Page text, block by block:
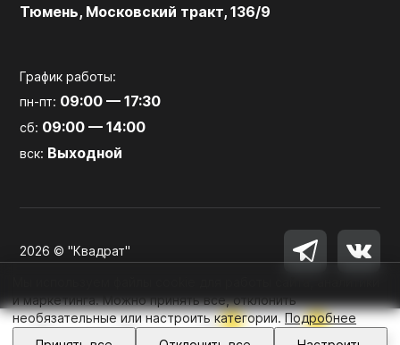
0 0
Войти
Тюмень, Московский тракт, 136/9
График работы:
пн-пт: 09:00 — 17:30
сб: 09:00 — 14:00
вск: Выходной
2026 © "Квадрат"
и маркетинга. Можно принять все, отклонить
необязательные или настроить категории.Подробнее